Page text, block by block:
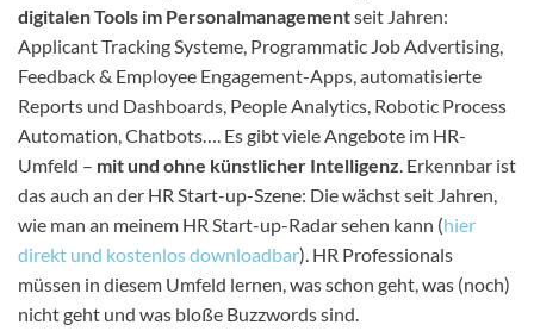
digitalen Tools im Personalmanagementseit Jahren:
Applicant Tracking Systeme, Programmatic Job Advertising,
Feedback & Employee Engagement-Apps, automatisierte
Reports und Dashboards, People Analytics, Robotic Process
Automation, Chatbots…. Es gibt viele Angebote im HR-
Umfeld – mit und ohne künstlicher Intelligenz. Erkennbar ist
das auch an der HR Start-up-Szene: Die wächst seit Jahren,
wie man an meinem HR Start-up-Radar sehen kann (hier
direkt und kostenlos downloadbar). HR Professionals
müssen in diesem Umfeld lernen, was schon geht, was (noch)
nicht geht und was bloße Buzzwords sind.